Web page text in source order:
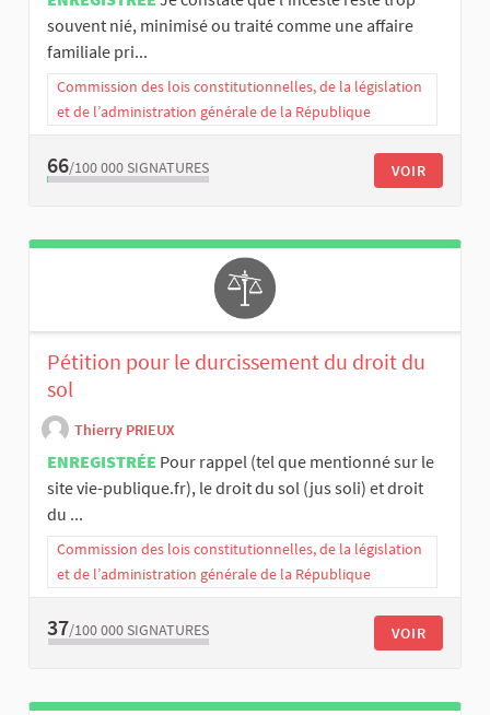
souvent nié, minimisé ou traité comme une affaire
familiale pri...
Commission des lois constitutionnelles, de la législation
et de l’administration générale de la République
66/100 000 SIGNATURES VOIR
Pétition pour le durcissement du droit du
sol
Thierry PRIEUX
ENREGISTRÉE Pour rappel (tel que mentionné sur le
site vie-publique.fr), le droit du sol (jus soli) et droit
du ...
Commission des lois constitutionnelles, de la législation
et de l’administration générale de la République
37/100 000 SIGNATURES VOIR